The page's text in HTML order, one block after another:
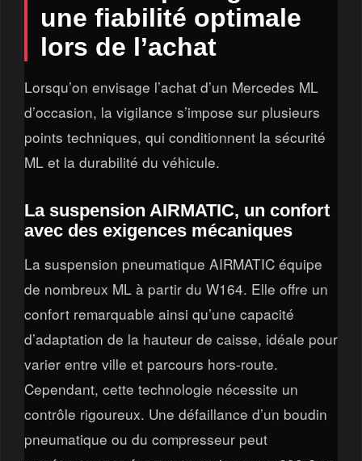
une fiabilité optimale
lors de l’achat
Lorsqu’on envisage l’achat d’un Mercedes ML
d’occasion, la vigilance s’impose sur plusieurs
points techniques, qui conditionnent la sécurité
ML et la durabilité du véhicule.
La suspension AIRMATIC, un confort
avec des exigences mécaniques
La suspension pneumatique AIRMATIC équipe
de nombreux ML à partir du W164. Elle offre un
confort remarquable ainsi qu’une capacité
d’adaptation de la hauteur de caisse, idéale pour
varier entre ville et parcours hors-route.
Cependant, cette technologie nécessite un
contrôle rigoureux. Une défaillance d’un boudin
pneumatique ou du compresseur peut